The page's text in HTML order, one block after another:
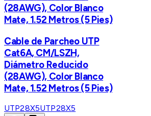
(28AWG), Color Blanco
Mate, 1.52 Metros (5 Pies)
Cable de Parcheo UTP
Cat6A, CM/LSZH,
Diámetro Reducido
(28AWG), Color Blanco
Mate, 1.52 Metros (5 Pies)
UTP28X5UTP28X5